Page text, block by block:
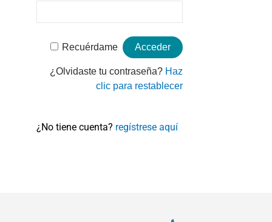
Recuérdame
¿Olvidaste tu contraseña? Haz
clic para restablecer
¿No tiene cuenta? regístrese aquí